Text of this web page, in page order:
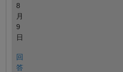
8
月
9
日
回
答